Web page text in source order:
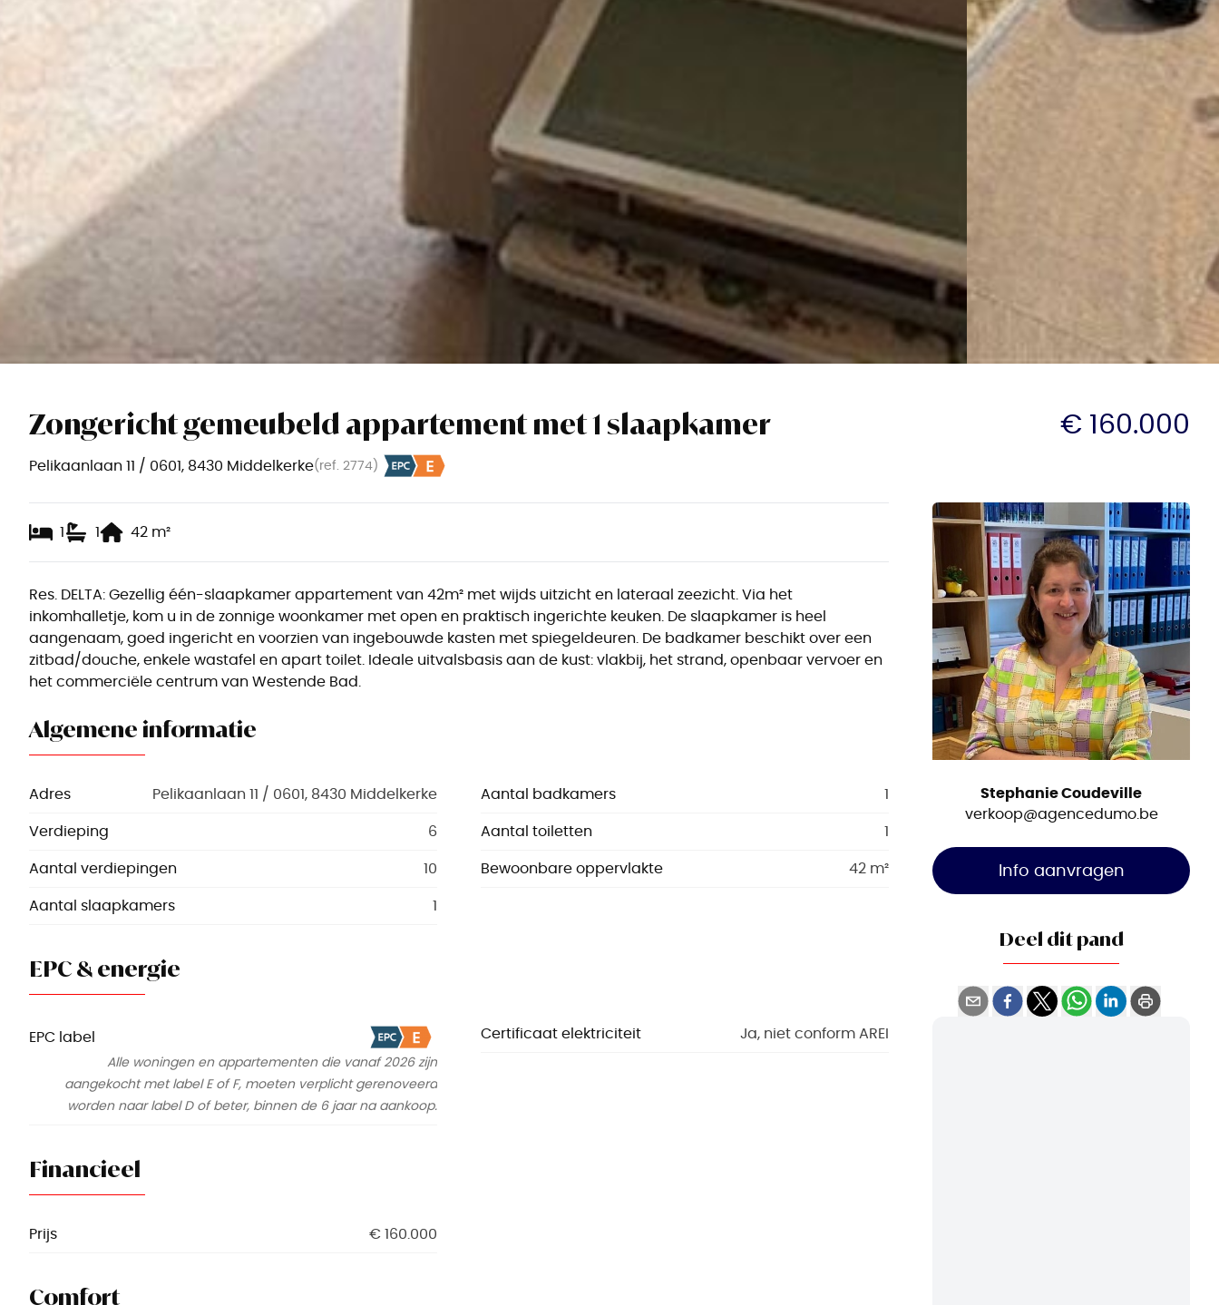
Zongericht gemeubeld appartement met 1 slaapkamer € 160.000
Pelikaanlaan 11 / 0601, 8430 Middelkerke(ref. 2774)
1 1 42 m²
Res. DELTA: Gezellig één-slaapkamer appartement van 42m² met wijds uitzicht en lateraal zeezicht. Via het
inkomhalletje, kom u in de zonnige woonkamer met open en praktisch ingerichte keuken. De slaapkamer is heel
aangenaam, goed ingericht en voorzien van ingebouwde kasten met spiegeldeuren. De badkamer beschikt over een
zitbad/douche, enkele wastafel en apart toilet. Ideale uitvalsbasis aan de kust: vlakbij, het strand, openbaar vervoer en
het commerciële centrum van Westende Bad.
Algemene informatie
Adres Pelikaanlaan 11 / 0601, 8430 Middelkerke Aantal badkamers 1
Verdieping 6 Aantal toiletten 1
Aantal verdiepingen 10 Bewoonbare oppervlakte 42 m²
Aantal slaapkamers 1
EPC & energie
EPC label
Alle woningen en appartementen die vanaf 2026 zijn
aangekocht met label E of F, moeten verplicht gerenoveerd
worden naar label D of beter, binnen de 6 jaar na aankoop.
Certificaat elektriciteit Ja, niet conform AREI
Financieel
Prijs € 160.000
Comfort
Stephanie Coudeville
verkoop@agencedumo.be
Info aanvragen
Deel dit pand